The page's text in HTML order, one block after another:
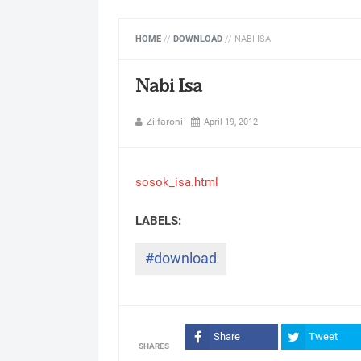
HOME // DOWNLOAD // NABI ISA
Nabi Isa
Zilfaroni April 19, 2012
sosok_isa.html
#download
SHARES
Share Tweet